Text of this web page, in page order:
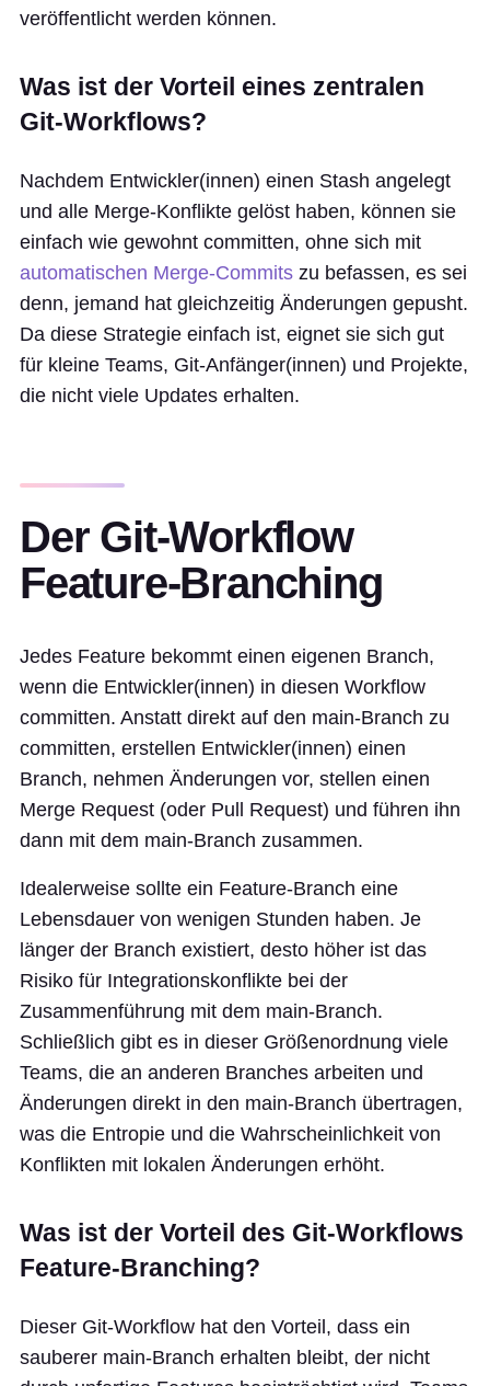
veröffentlicht werden können.
Was ist der Vorteil eines zentralen
Git-Workflows?
Nachdem Entwickler(innen) einen Stash angelegt
und alle Merge-Konflikte gelöst haben, können sie
einfach wie gewohnt committen, ohne sich mit
automatischen Merge-Commits zu befassen, es sei
denn, jemand hat gleichzeitig Änderungen gepusht.
Da diese Strategie einfach ist, eignet sie sich gut
für kleine Teams, Git-Anfänger(innen) und Projekte,
die nicht viele Updates erhalten.
Der Git-Workflow
Feature-Branching
Jedes Feature bekommt einen eigenen Branch,
wenn die Entwickler(innen) in diesen Workflow
committen. Anstatt direkt auf den main-Branch zu
committen, erstellen Entwickler(innen) einen
Branch, nehmen Änderungen vor, stellen einen
Merge Request (oder Pull Request) und führen ihn
dann mit dem main-Branch zusammen.
Idealerweise sollte ein Feature-Branch eine
Lebensdauer von wenigen Stunden haben. Je
länger der Branch existiert, desto höher ist das
Risiko für Integrationskonflikte bei der
Zusammenführung mit dem main-Branch.
Schließlich gibt es in dieser Größenordnung viele
Teams, die an anderen Branches arbeiten und
Änderungen direkt in den main-Branch übertragen,
was die Entropie und die Wahrscheinlichkeit von
Konflikten mit lokalen Änderungen erhöht.
Was ist der Vorteil des Git-Workflows
Feature-Branching?
Dieser Git-Workflow hat den Vorteil, dass ein
sauberer main-Branch erhalten bleibt, der nicht